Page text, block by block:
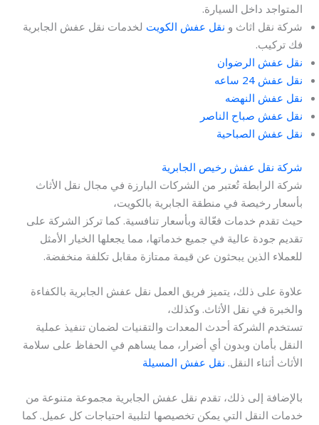
المتواجد داخل السيارة.
شركة نقل اثاث و نقل عفش الكويت لخدمات نقل عفش الجابرية
فك تركيب.
نقل عفش الرضوان
نقل عفش 24 ساعه
نقل عفش النهضه
نقل عفش صباح الناصر
نقل عفش الصباحية
شركة نقل عفش رخيص الجابرية
شركة الرابطة تُعتبر من الشركات البارزة في مجال نقل الأثاث
بأسعار رخيصة في منطقة الجابرية بالكويت،
حيث تقدم خدمات فعّالة وبأسعار تنافسية. كما تركز الشركة على
تقديم جودة عالية في جميع خدماتها، مما يجعلها الخيار الأمثل
للعملاء الذين يبحثون عن قيمة ممتازة مقابل تكلفة منخفضة.
علاوة على ذلك، يتميز فريق العمل نقل عفش الجابرية بالكفاءة
والخبرة في نقل الأثاث. وكذلك،
تستخدم الشركة أحدث المعدات والتقنيات لضمان تنفيذ عملية
النقل بأمان وبدون أي أضرار، مما يساهم في الحفاظ على سلامة
الأثاث أثناء النقل. نقل عفش المسيلة
بالإضافة إلى ذلك، تقدم نقل عفش الجابرية مجموعة متنوعة من
خدمات النقل التي يمكن تخصيصها لتلبية احتياجات كل عميل. كما